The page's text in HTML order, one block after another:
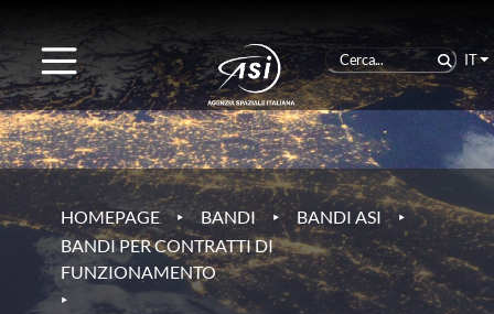
IT
HOMEPAGE ‣ BANDI ‣ BANDI ASI ‣
BANDI PER CONTRATTI DI
FUNZIONAMENTO
‣